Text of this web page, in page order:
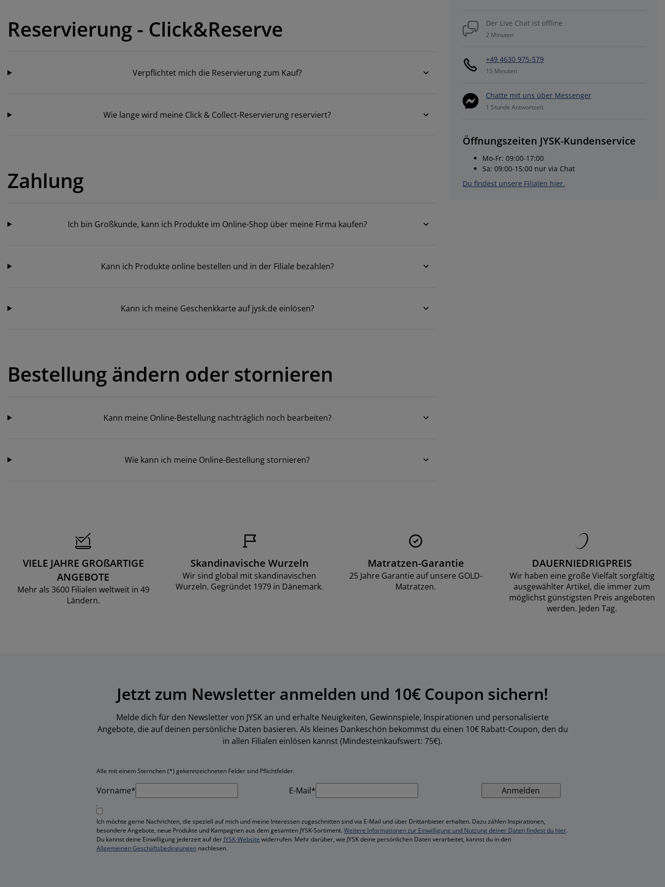
& Bügeln
Reservierung - Click&Reserve
Verpflichtet mich die Reservierung zum Kauf?
Wie lange wird meine Click & Collect-Reservierung reserviert?
Zahlung
Ich bin Großkunde, kann ich Produkte im Online-Shop über meine Firma kaufen?
Kann ich Produkte online bestellen und in der Filiale bezahlen?
Kann ich meine Geschenkkarte auf jysk.de einlösen?
Bestellung ändern oder stornieren
Kann meine Online-Bestellung nachträglich noch bearbeiten?
Wie kann ich meine Online-Bestellung stornieren?
Der Live Chat ist offline
2 Minuten
+49 4630 975-579
15 Minuten
Chatte mit uns über Messenger
1 Stunde Antwortzeit
Öffnungszeiten JYSK-Kundenservice
Mo-Fr: 09:00-17:00
Sa: 09:00-15:00 nur via Chat
Du findest unsere Filialen hier.
VIELE JAHRE GROßARTIGE
ANGEBOTE
Mehr als 3600 Filialen weltweit in 49
Ländern.
Skandinavische Wurzeln
Wir sind global mit skandinavischen
Wurzeln. Gegründet 1979 in Dänemark.
Matratzen-Garantie
25 Jahre Garantie auf unsere GOLD-
Matratzen.
DAUERNIEDRIGPREIS
Wir haben eine große Vielfalt sorgfältig
ausgewählter Artikel, die immer zum
möglichst günstigsten Preis angeboten
werden. Jeden Tag.
Jetzt zum Newsletter anmelden und 10€ Coupon sichern!
Melde dich für den Newsletter von JYSK an und erhalte Neuigkeiten, Gewinnspiele, Inspirationen und personalisierte
Angebote, die auf deinen persönliche Daten basieren. Als kleines Dankeschön bekommst du einen 10€ Rabatt-Coupon, den du
in allen Filialen einlösen kannst (Mindesteinkaufswert: 75€).
Alle mit einem Sternchen (*) gekennzeichneten Felder sind Pflichtfelder.
Vorname* E-Mail* Anmelden
Ich möchte gerne Nachrichten, die speziell auf mich und meine Interessen zugeschnitten sind via E-Mail und über Drittanbieter erhalten. Dazu zählen Inspirationen,
besondere Angebote, neue Produkte und Kampagnen aus dem gesamten JYSK-Sortiment. Weitere Informationen zur Einwilligung und Nutzung deiner Daten findest du hier.
Du kannst deine Einwilligung jederzeit auf der JYSK-Website widerrufen. Mehr darüber, wie JYSK deine persönlichen Daten verarbeitet, kannst du in den
Allgemeinen Geschäftsbedingungen nachlesen.